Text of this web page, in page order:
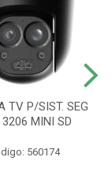
TV P/SIST. SEG
MINI SD
560174